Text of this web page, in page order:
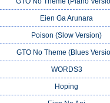
Eien Ga Arunara
Poison (Slow Version)
GTO No Theme (Blues
WORDS3
Hoping